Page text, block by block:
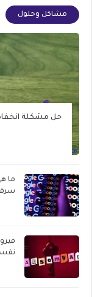
مشاكل وحلول
حل مشكلة
ما
نفسك